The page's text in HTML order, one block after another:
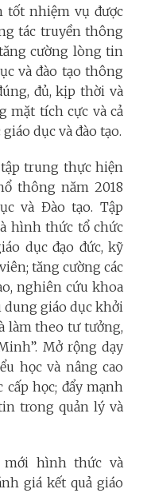
tốt nhiệm vụ được
tác truyền thông
cường lòng tin
và đào tạo thông
đủ, kịp thời và
mặt tích cực và cả
dục và đào tạo.
tập trung thực hiện
thông năm 2018
và Đào tạo. Tập
hình thức tổ chức
dục đạo đức, kỹ
tăng cường các
nghiên cứu khoa
dung giáo dục khởi
làm theo tư tưởng,
Mở rộng dạy
học và nâng cao
học; đẩy mạnh
trong quản lý và
mới hình thức và
giá kết quả giáo